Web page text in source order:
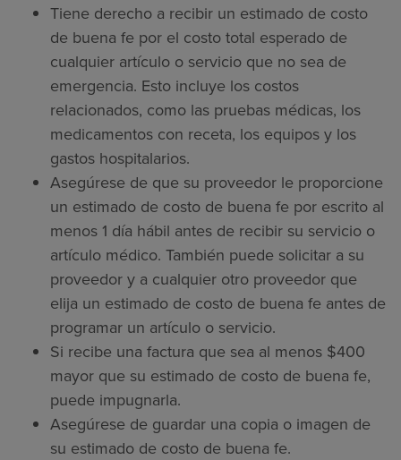
Tiene derecho a recibir un estimado de costo
de buena fe por el costo total esperado de
cualquier artículo o servicio que no sea de
emergencia. Esto incluye los costos
relacionados, como las pruebas médicas, los
medicamentos con receta, los equipos y los
gastos hospitalarios.
Asegúrese de que su proveedor le proporcione
un estimado de costo de buena fe por escrito al
menos 1 día hábil antes de recibir su servicio o
artículo médico. También puede solicitar a su
proveedor y a cualquier otro proveedor que
elija un estimado de costo de buena fe antes de
programar un artículo o servicio.
Si recibe una factura que sea al menos $400
mayor que su estimado de costo de buena fe,
puede impugnarla.
Asegúrese de guardar una copia o imagen de
su estimado de costo de buena fe.